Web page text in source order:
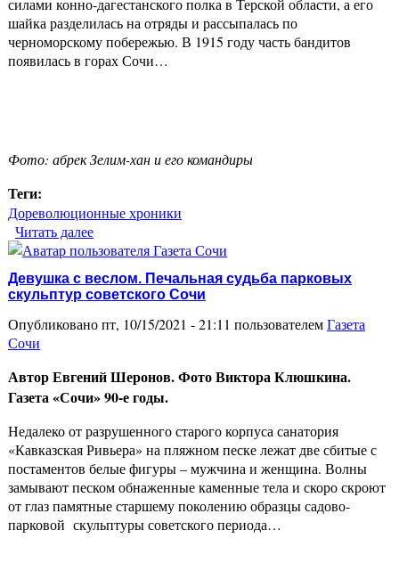
шайка разделилась на отряды и рассыпалась по
черноморскому побережью. В 1915 году часть бандитов
появилась в горах Сочи…
Фото: абрек Зелим-хан и его командиры
Теги:
Дореволюционные хроники
Читать далее
Сочи
Девушка с веслом. Печальная судьба парковых
скульптур советского Сочи
Опубликовано пт, 10/15/2021 - 21:11 пользователемГазета
Сочи
Автор Евгений Шеронов. Фото Виктора Клюшкина.
Газета «Сочи» 90-е годы.
Недалеко от разрушенного старого корпуса санатория
«Кавказская Ривьера» на пляжном песке лежат две сбитые с
постаментов белые фигуры – мужчина и женщина. Волны
замывают песком обнаженные каменные тела и скоро скроют
от глаз памятные старшему поколению образцы садово-
парковой скульптуры советского периода…